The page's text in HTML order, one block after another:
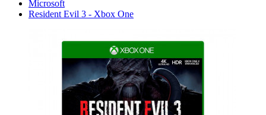
Microsoft
Resident Evil 3 - Xbox One